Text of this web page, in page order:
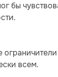
бы
всем.